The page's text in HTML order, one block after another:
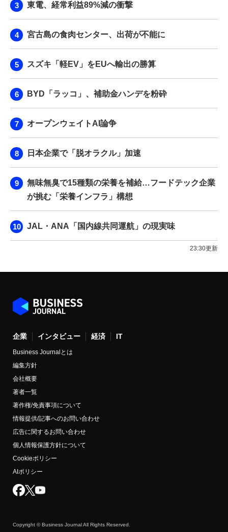
東電、経常利益89%減の衝撃
宮古島の食肉センター、出荷が不能に
スズキ「軽EV」をEUへ輸出の勝算
BYD「ラッコ」、補助金ハンデを粉砕
オープンウェイトAI論争
日本企業で「脱オラクル」加速
無味無臭で15種類の栄養を補給…フードテック企業
が挑む「栄養インフラ」構想
JAL・ANA「国内線共同運航」の現実味
23:30更新
企業 インタビュー 経済 IT
Business Journalとは
編集方針
会社概要
著者一覧
著作権/免責事項について
情報提供/記事へのお問い合わせ
広告に関するお問い合わせ
個人情報保護方針について
Cookieポリシー
AIポリシー
Copyright © Business Journal All Rights Reserved.